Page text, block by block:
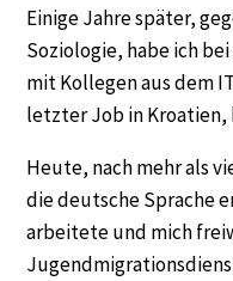
Einige Jahre später,
Soziologie, habe ich
mit Kollegen aus dem
letzter Job in Kroatien,
Heute, nach mehr als
die deutsche Sprache
arbeitete und mich